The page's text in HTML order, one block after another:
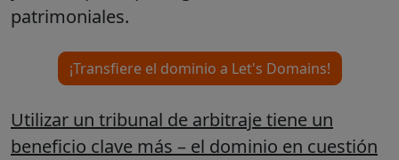
patrimoniales.
¡Transfiere el dominio a Let's Domains!
Utilizar un tribunal de arbitraje tiene un
beneficio clave más – el dominio en cuestión